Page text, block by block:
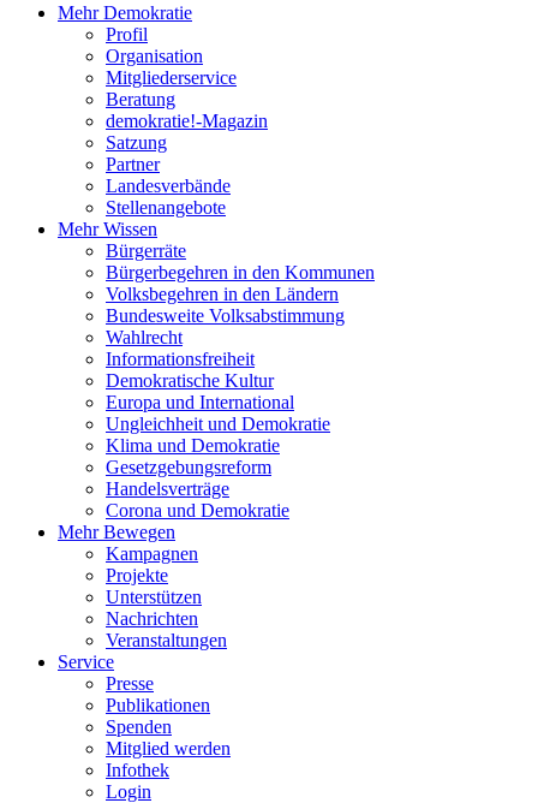
Mehr Demokratie
Profil
Organisation
Mitgliederservice
Beratung
demokratie!-Magazin
Satzung
Partner
Landesverbände
Stellenangebote
Mehr Wissen
Bürgerräte
Bürgerbegehren in den Kommunen
Volksbegehren in den Ländern
Bundesweite Volksabstimmung
Wahlrecht
Informationsfreiheit
Demokratische Kultur
Europa und International
Ungleichheit und Demokratie
Klima und Demokratie
Gesetzgebungsreform
Handelsverträge
Corona und Demokratie
Mehr Bewegen
Kampagnen
Projekte
Unterstützen
Nachrichten
Veranstaltungen
Service
Presse
Publikationen
Spenden
Mitglied werden
Infothek
Login